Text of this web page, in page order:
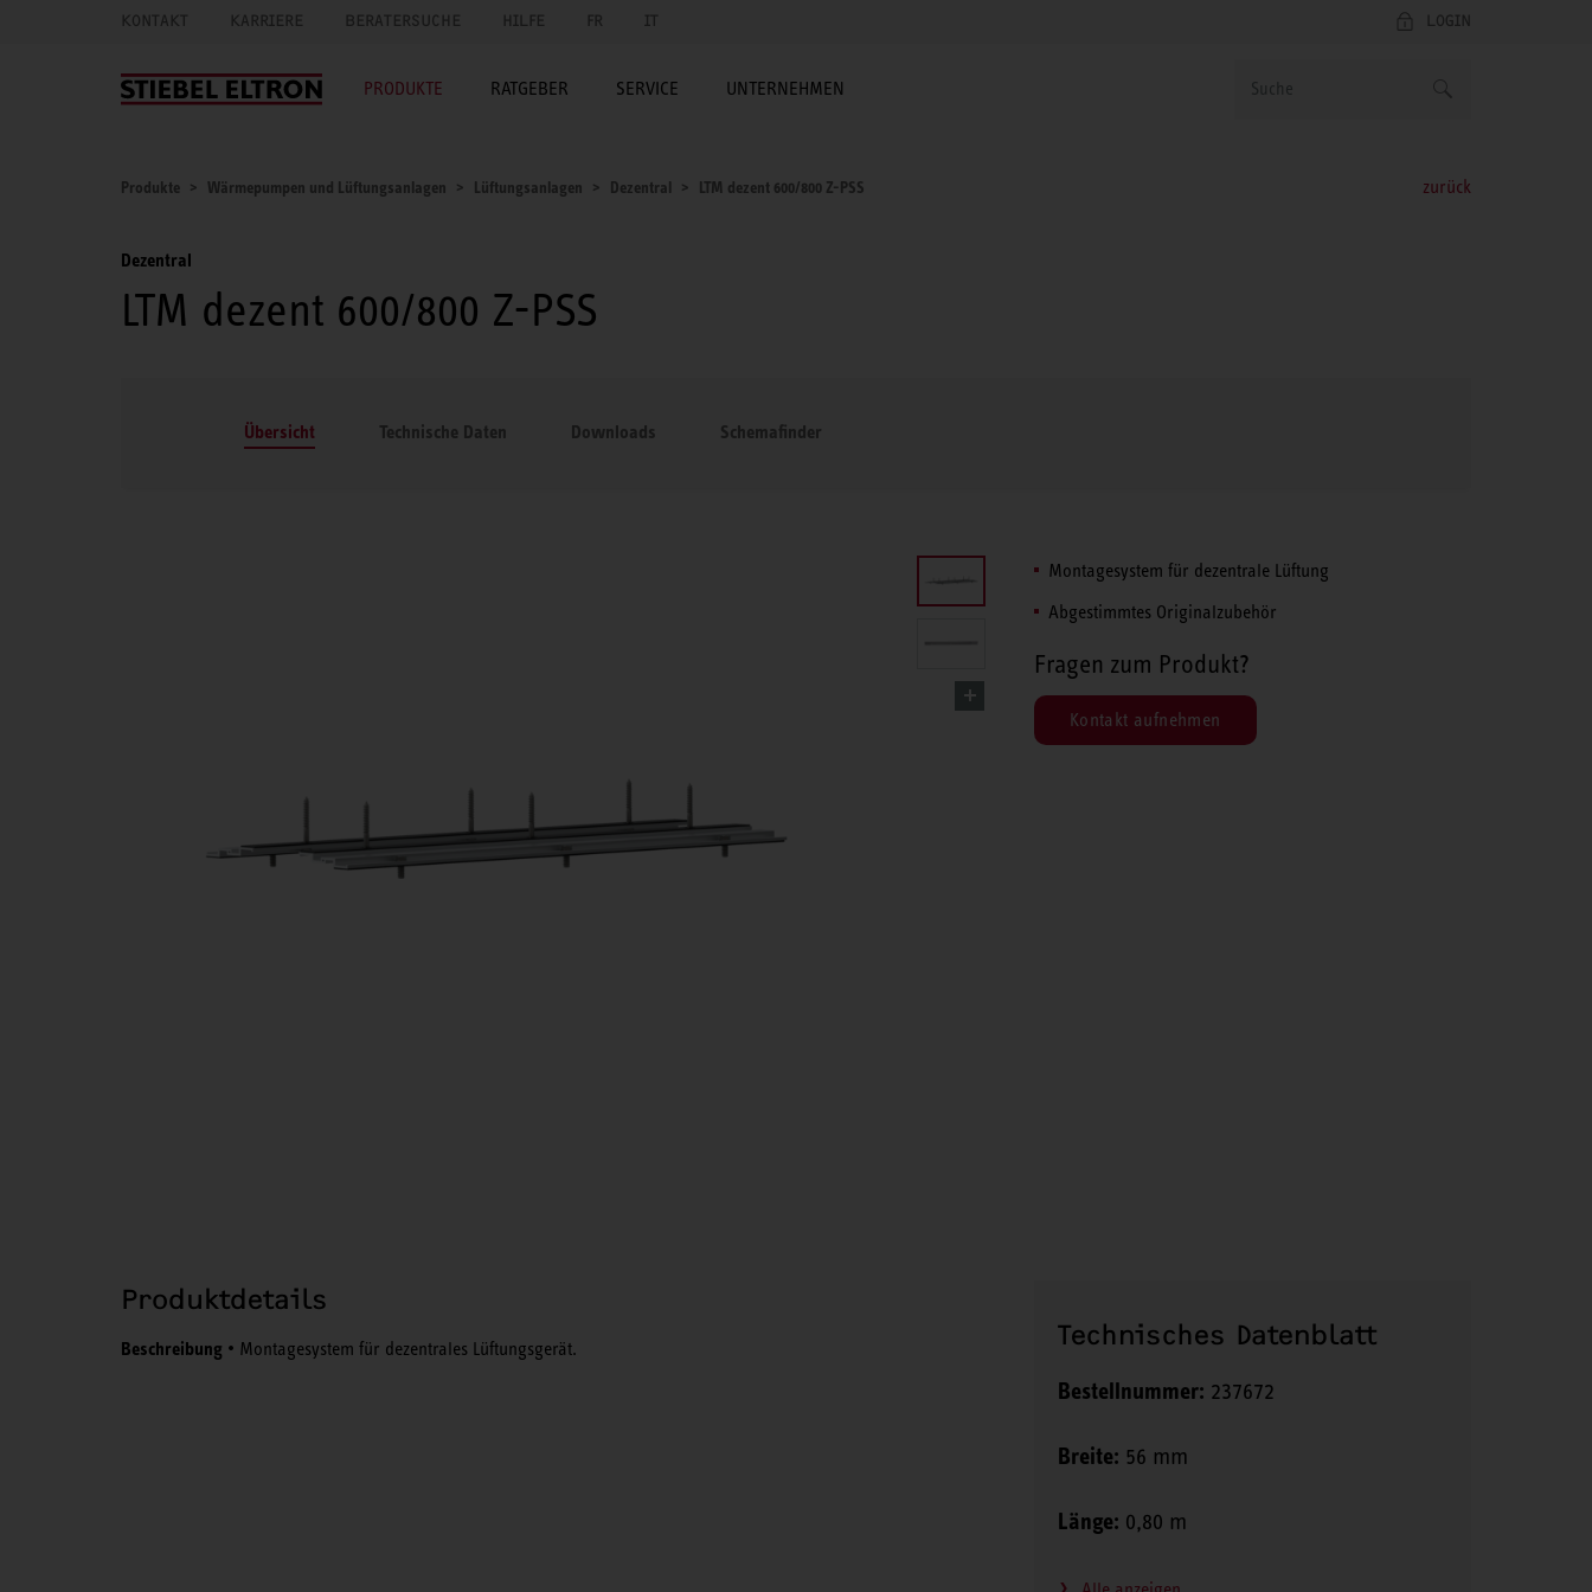
KONTAKT KARRIERE BERATERSUCHE HILFE FR IT LOGIN
PRODUKTE RATGEBER SERVICE UNTERNEHMEN
Produkte Wärmepumpen und Lüftungsanlagen Lüftungsanlagen Dezentral LTM dezent 600/800 Z-PSS zurück
Dezentral
LTM dezent 600/800 Z-PSS
Übersicht Technische Daten Downloads Schemafinder
Montagesystem für dezentrale Lüftung
Abgestimmtes Originalzubehör
Fragen zum Produkt?
Kontakt aufnehmen
Produktdetails
Beschreibung • Montagesystem für dezentrales Lüftungsgerät. Technisches Datenblatt
Bestellnummer: 237672
Breite: 56 mm
Länge: 0,80 m